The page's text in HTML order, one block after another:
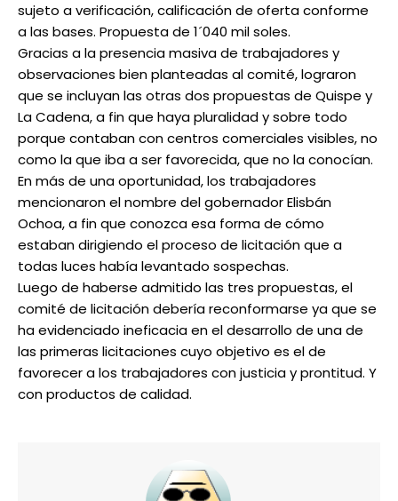
sujeto a verificación, calificación de oferta conforme
a las bases. Propuesta de 1´040 mil soles.
Gracias a la presencia masiva de trabajadores y
observaciones bien planteadas al comité, lograron
que se incluyan las otras dos propuestas de Quispe y
La Cadena, a fin que haya pluralidad y sobre todo
porque contaban con centros comerciales visibles, no
como la que iba a ser favorecida, que no la conocían.
En más de una oportunidad, los trabajadores
mencionaron el nombre del gobernador Elisbán
Ochoa, a fin que conozca esa forma de cómo
estaban dirigiendo el proceso de licitación que a
todas luces había levantado sospechas.
Luego de haberse admitido las tres propuestas, el
comité de licitación debería reconformarse ya que se
ha evidenciado ineficacia en el desarrollo de una de
las primeras licitaciones cuyo objetivo es el de
favorecer a los trabajadores con justicia y prontitud. Y
con productos de calidad.